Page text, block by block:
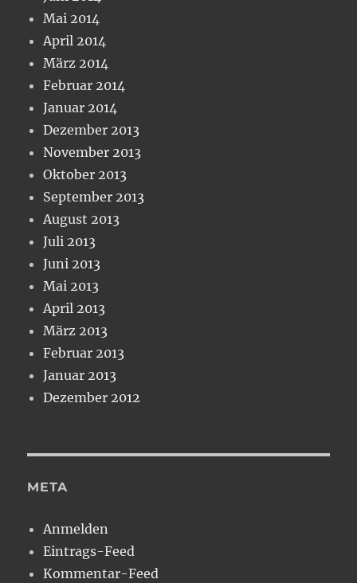
Mai 2014
April 2014
März 2014
Februar 2014
Januar 2014
Dezember 2013
November 2013
Oktober 2013
September 2013
August 2013
Juli 2013
Juni 2013
Mai 2013
April 2013
März 2013
Februar 2013
Januar 2013
Dezember 2012
META
Anmelden
Eintrags-Feed
Kommentar-Feed